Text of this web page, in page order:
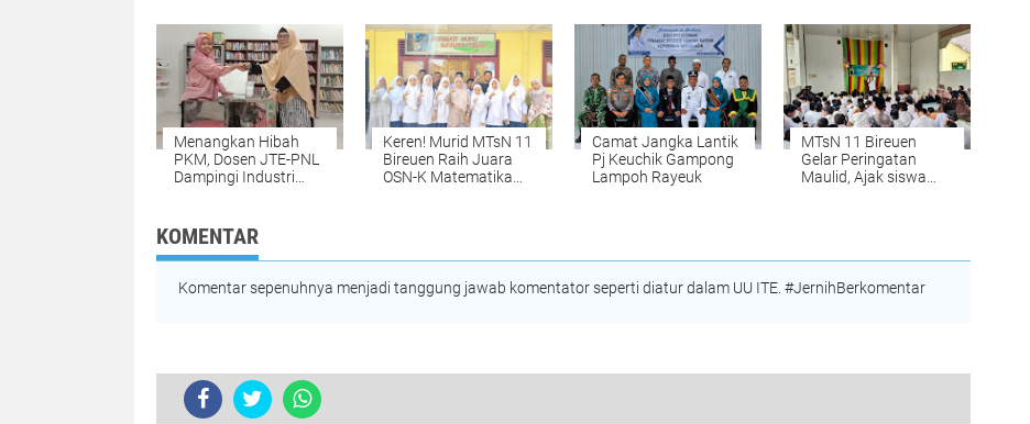
Permasalahan Mitra
dan Petani Rempah di
Aceh
Menangkan Hibah
PKM, Dosen JTE-PNL
Dampingi Industri
produksi, Quality
Control dan
Pemasaran
Keren! Murid MTsN 11
Bireuen Raih Juara
OSN-K Matematika
Camat Jangka Lantik
Pj Keuchik Gampong
Lampoh Rayeuk
MTsN 11 Bireuen
Gelar Peringatan
Maulid, Ajak siswa
KOMENTAR
Komentar sepenuhnya menjadi tanggung jawab komentator seperti diatur dalam UU ITE. #JernihBerkomentar
TERKINI